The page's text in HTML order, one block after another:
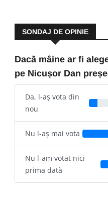
SONDAJ DE OPINIE
Dacă mâine ar fi
pe Nicușor Dan
Da, l-aș vota din
nou
Nu l-aș mai vota
Nu l-am votat nici
prima dată